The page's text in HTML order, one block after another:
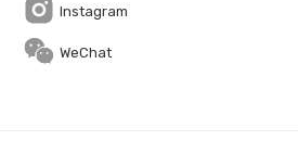
Instagram
WeChat